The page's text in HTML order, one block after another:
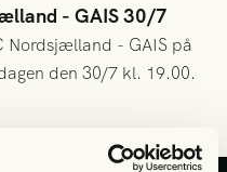
- GAIS 30/7
Nordsjælland - GAIS på
den 30/7 kl. 19.00.